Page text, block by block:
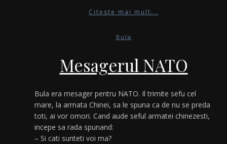
Citeste mai mult...
Bula
Mesagerul NATO
Bula era mesager pentru NATO. Il trimite sefu cel
mare, la armata Chinei, sa le spuna ca de nu se preda
toti, ai vor omori. Cand aude seful armatei chinezesti,
incepe sa rada spunand:
– Si cati sunteti voi ma?